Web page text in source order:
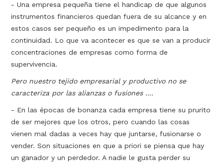
- Una empresa pequeña tiene el handicap de que algunos
instrumentos financieros quedan fuera de su alcance y en
estos casos ser pequeño es un impedimento para la
continuidad. Lo que va acontecer es que se van a producir
concentraciones de empresas como forma de
supervivencia.
Pero nuestro tejido empresarial y productivo no se
caracteriza por las alianzas o fusiones ....
- En las épocas de bonanza cada empresa tiene su prurito
de ser mejores que los otros, pero cuando las cosas
vienen mal dadas a veces hay que juntarse, fusionarse o
vender. Son situaciones en que a priori se piensa que hay
un ganador y un perdedor. A nadie le gusta perder su